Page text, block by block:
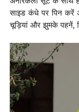
साइड कंधे पर पिन करें
चूड़ियां और झुमके